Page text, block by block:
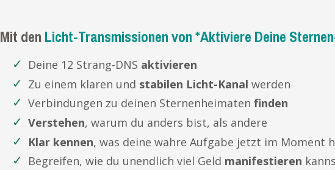
Mit den Licht-Transmissionen von *Aktiviere Deine
Deine 12 Strang-DNS aktivieren
Zu einem klaren und stabilen Licht-Kanal werden
Verbindungen zu deinen Sternenheimaten finden
Verstehen, warum du anders bist, als andere
Klar kennen, was deine wahre Aufgabe jetzt im Moment
Begreifen, wie du unendlich viel Geld manifestieren